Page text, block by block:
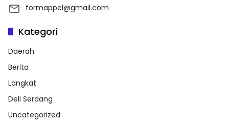
formappel@gmail.com
Kategori
Daerah
Berita
Langkat
Deli Serdang
Uncategorized